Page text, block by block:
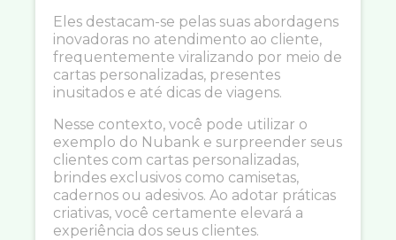
Eles destacam-se pelas suas abordagens
inovadoras no atendimento ao cliente,
frequentemente viralizando por meio de
cartas personalizadas, presentes
inusitados e até dicas de viagens.
Nesse contexto, você pode utilizar o
exemplo do Nubank e surpreender seus
clientes com cartas personalizadas,
brindes exclusivos como camisetas,
cadernos ou adesivos. Ao adotar práticas
criativas, você certamente elevará a
experiência dos seus clientes.